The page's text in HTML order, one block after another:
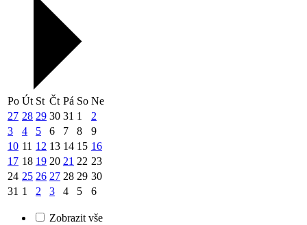
Po Út St Čt Pá So Ne
27 28 29 30 31 1
2
3
4 5 6 7 8
9
10 11 12 13 14 15 16
17 18 19 20 21 22 23
24 25 26 27 28 29 30
31 1 2 3 4 5 6
Zobrazit vše